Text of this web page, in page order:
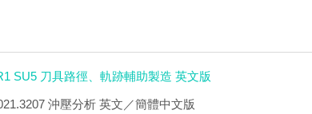
SU5 刀具路徑、軌跡輔助製造 英文版
沖壓分析 英文／簡體中文版